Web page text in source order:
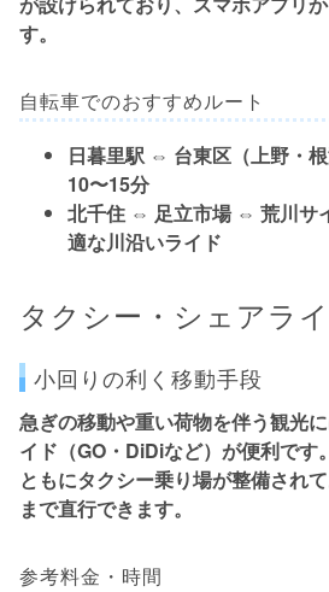
す。
自転車でのおすすめルート
日暮里駅 ⇔ 台東区（上野・根
10〜15分
北千住 ⇔ 足立市場 ⇔ 荒川サ
適な川沿いライド
タクシー・シェアラ
小回りの利く移動手段
急ぎの移動や重い荷物を伴う観光
イド（GO・DiDiなど） が便利です
ともにタクシー乗り場が整備され
まで直行できます。
参考料金・時間